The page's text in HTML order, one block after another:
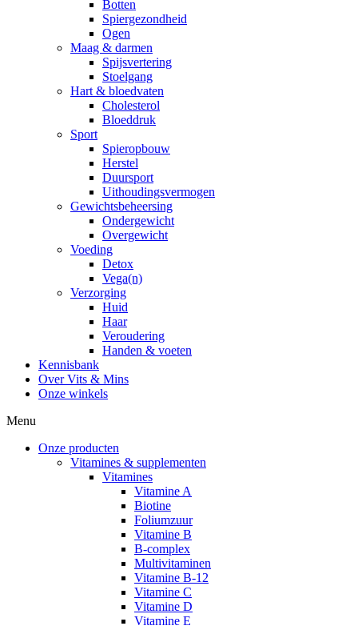
Botten
Spiergezondheid
Ogen
Maag & darmen
Spijsvertering
Stoelgang
Hart & bloedvaten
Cholesterol
Bloeddruk
Sport
Spieropbouw
Herstel
Duursport
Uithoudingsvermogen
Gewichtsbeheersing
Ondergewicht
Overgewicht
Voeding
Detox
Vega(n)
Verzorging
Huid
Haar
Veroudering
Handen & voeten
Kennisbank
Over Vits & Mins
Onze winkels
Menu
Onze producten
Vitamines & supplementen
Vitamines
Vitamine A
Biotine
Foliumzuur
Vitamine B
B-complex
Multivitaminen
Vitamine B-12
Vitamine C
Vitamine D
Vitamine E